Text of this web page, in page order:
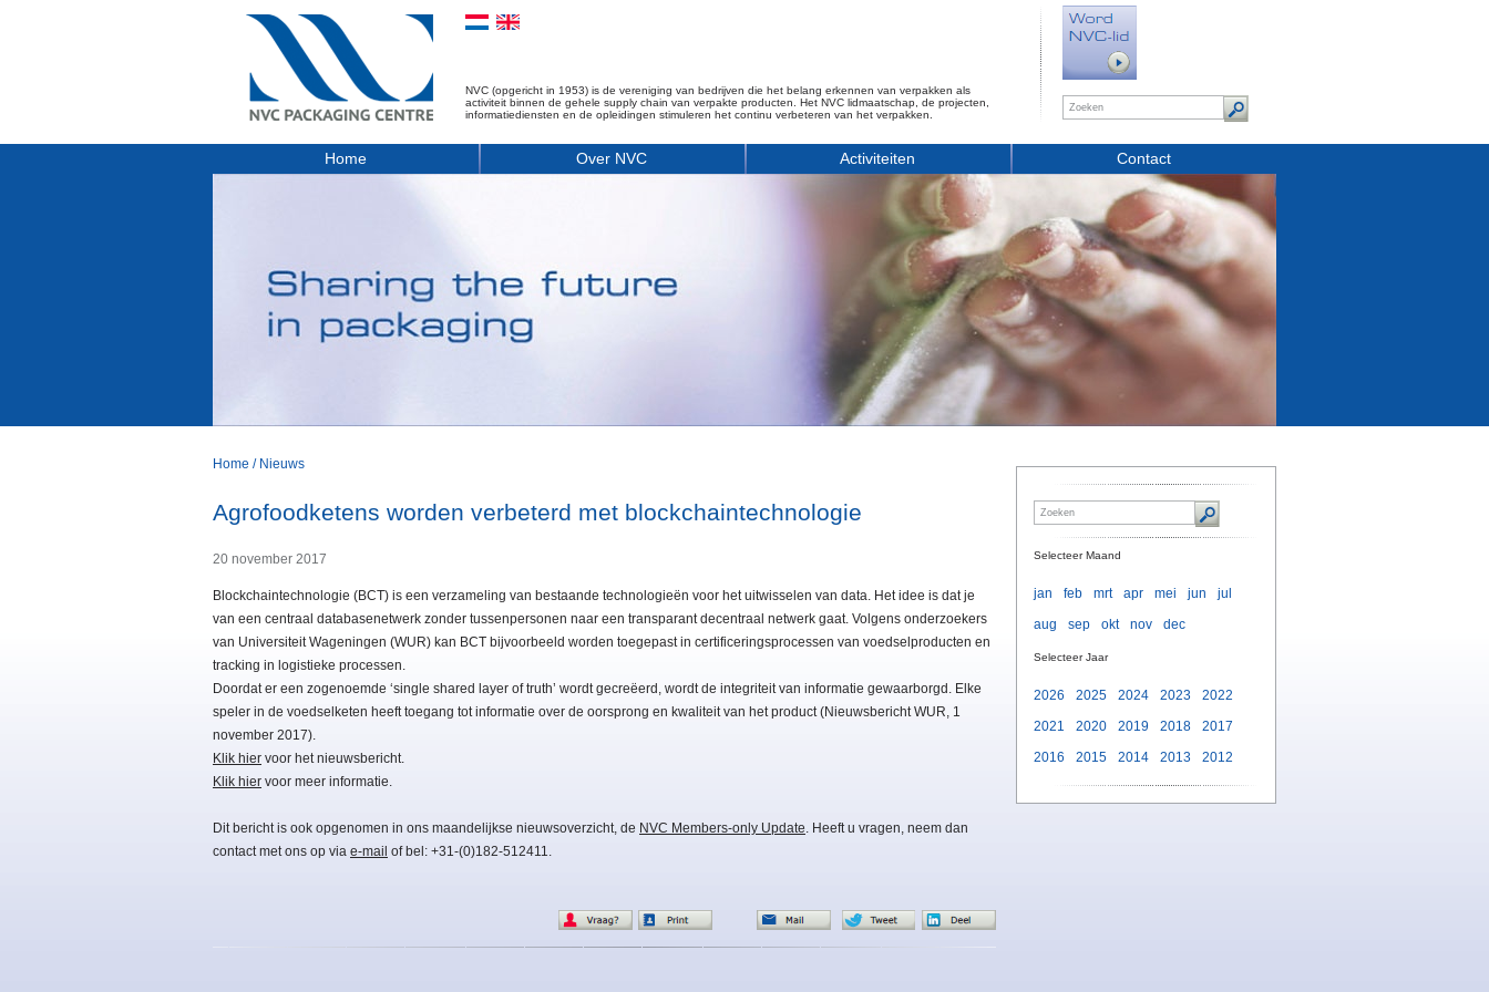
NVC (opgericht in 1953) is de vereniging van bedrijven die het belang erkennen van verpakken als
activiteit binnen de gehele supply chain van verpakte producten. Het NVC lidmaatschap, de projecten,
informatiediensten en de opleidingen stimuleren het continu verbeteren van het verpakken.
Home Over NVC Activiteiten Contact
Home / Nieuws
Agrofoodketens worden verbeterd met blockchaintechnologie
20 november 2017
Blockchaintechnologie (BCT) is een verzameling van bestaande technologieën voor het uitwisselen van data. Het idee is dat je
van een centraal databasenetwerk zonder tussenpersonen naar een transparant decentraal netwerk gaat. Volgens onderzoekers
van Universiteit Wageningen (WUR) kan BCT bijvoorbeeld worden toegepast in certificeringsprocessen van voedselproducten en
tracking in logistieke processen.
Doordat er een zogenoemde ‘single shared layer of truth’ wordt gecreëerd, wordt de integriteit van informatie gewaarborgd. Elke
speler in de voedselketen heeft toegang tot informatie over de oorsprong en kwaliteit van het product (Nieuwsbericht WUR, 1
november 2017).
Klik hier voor het nieuwsbericht.
Klik hier voor meer informatie.
Dit bericht is ook opgenomen in ons maandelijkse nieuwsoverzicht, de NVC Members-only Update. Heeft u vragen, neem dan
contact met ons op via e-mail of bel: +31-(0)182-512411.
Selecteer Maand
jan feb mrt apr mei jun
jul
aug
sep okt nov dec
Selecteer Jaar
2026 2025 2024 2023
2022
2021
2020 2019 2018
2017
2016
2015 2014 2013 2012